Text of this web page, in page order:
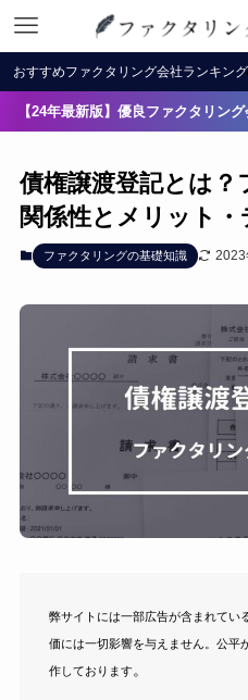
おすすめファクタリング会社ランキング
【24年最新版】優良ファクタリン
債権譲渡登記とは
関係性とメリット・
ファクタリングの基礎知識 2023
弊サイトには一部広告が含まれてい
価には一切影響を与えません。公平
作しております。